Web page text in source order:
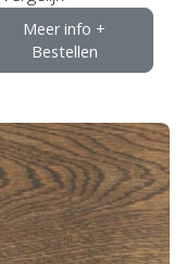
Meer info +
Bestellen